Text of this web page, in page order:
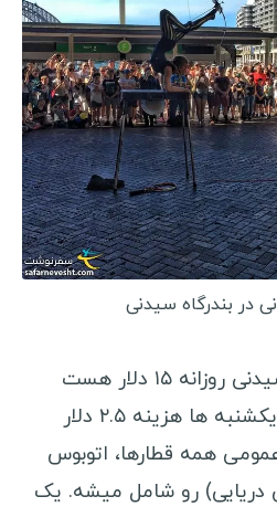
در بندرگاه سیدنی
حمل و نقل عمومی در سیدنی روزانه ۱۵ دلار هست
(سفرهای نامحدود) ولی یکشنبه ها هزینه ۲.۵ دلار
همه قطارها، اتوبوس
دریایی) رو شامل میشه. یک